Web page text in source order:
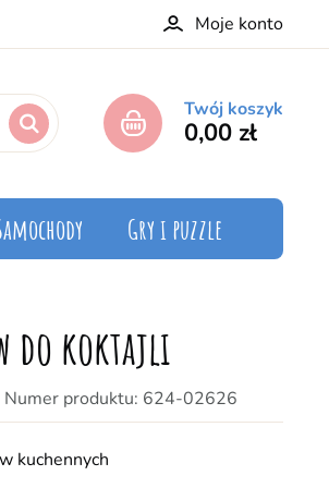
Moje konto
Twój koszyk
0,00 zł
Gry i puzzle
do koktajli
624-02626
kuchennych